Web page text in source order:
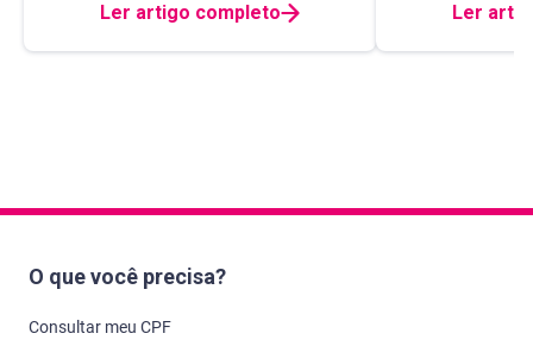
Ler artigo completo Ler
O que você precisa?
Consultar meu CPF